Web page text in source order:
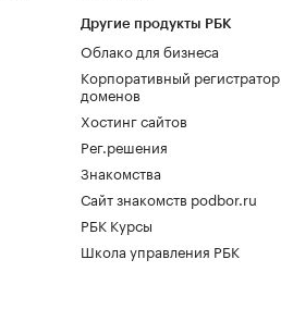
Другие продукты РБК
Облако для бизнеса
Корпоративный регистратор
доменов
Хостинг сайтов
Рег.решения
Знакомства
Сайт знакомств podbor.ru
РБК Курсы
Школа управления РБК